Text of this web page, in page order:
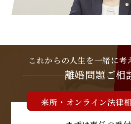
これからの人生を一緒に考
離婚問題ご相
来所 ・ オンライン法律